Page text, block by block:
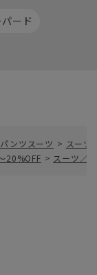
ード
ンツスーツ > スーツ
20%OFF > スーツ／